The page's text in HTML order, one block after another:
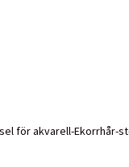
för akvarell-Ekorrhår-